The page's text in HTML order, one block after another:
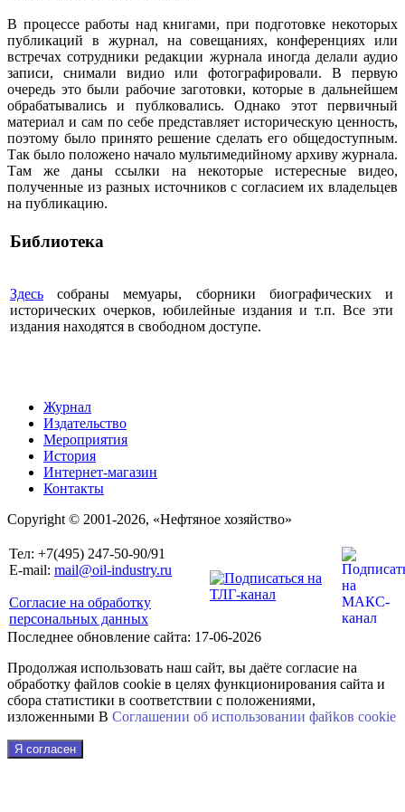
В процессе работы над книгами, при подготовке некоторых
публикаций в журнал, на совещаниях, конференциях или
встречах сотрудники редакции журнала иногда делали аудио
записи, снимали видио или фотографировали. В первую
очередь это были рабочие заготовки, которые в дальнейшем
обрабатывались и публковались. Однако этот первичный
материал и сам по себе представляет историческую ценность,
поэтому было принято решение сделать его общедоступным.
Так было положено начало мультимедийному архиву журнала.
Там же даны ссылки на некоторые истересные видео,
полученные из разных источников с согласием их владельцев
на публикацию.
Библиотека
Здесь собраны мемуары, сборники биографических и
исторических очерков, юбилейные издания и т.п. Все эти
издания находятся в свободном доступе.
Журнал
Издательство
Мероприятия
История
Интернет-магазин
Контакты
Copyright © 2001-2026, «Нефтяное хозяйство»
Тел: +7(495) 247-50-90/91
E-mail: mail@oil-industry.ru
Согласие на обработку
персональных данных
Последнее обновление сайта: 17-06-2026
Продолжая использовать наш сайт, вы даёте согласие на
обработку файлов cookie в целях функционирования сайта и
сбора статистики в соответствии с положениями,
изложенными В Соглашении об использовании файkов cookie
Я согласен